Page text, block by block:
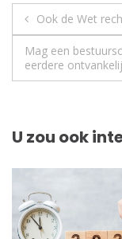
Ook de Wet
Mag een
eerdere
U zou ook